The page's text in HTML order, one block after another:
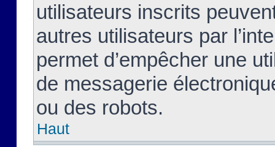
utilisateurs inscrits
autres utilisateurs par
permet d’empêcher une
de messagerie
ou des robots.
Haut